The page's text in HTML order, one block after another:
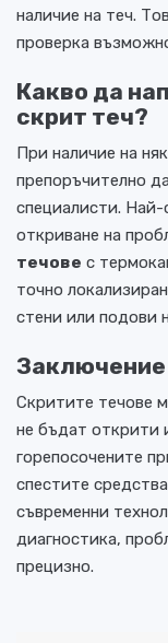
наличие на теч.
проверка
Какво да
скрит теч?
При наличие на
препоръчително
специалисти. Най-
откриване на
течове с
точно
стени или подови
Заключение
Скритите течове
не бъдат открити
горепосочените
спестите
съвременни
диагностика,
прецизно.